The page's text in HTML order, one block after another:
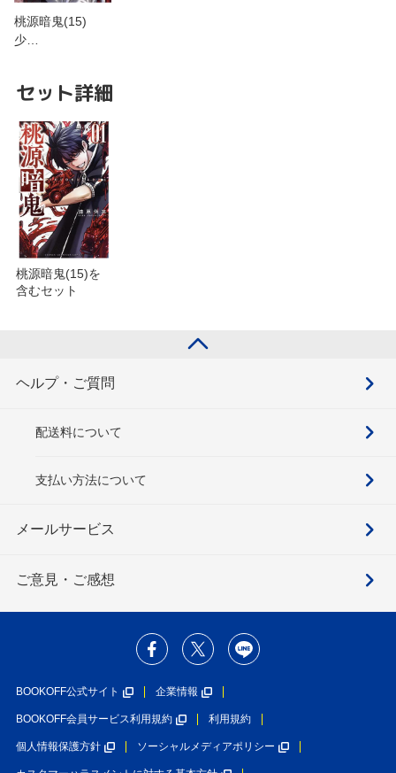
桃源暗鬼(15)
少…
セット詳細
桃源暗鬼(15)を
含むセット
ヘルプ・ご質問
配送料について
支払い方法について
メールサービス
ご意見・ご感想
BOOKOFF公式サイト 企業情報
BOOKOFF会員サービス利用規約 利用規約
個人情報保護方針 ソーシャルメディアポリシー